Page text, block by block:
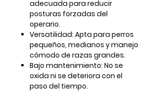
adecuada para reducir
posturas forzadas del
operario.
Versatilidad: Apta para perros
pequeños, medianos y manejo
cómodo de razas grandes.
Bajo mantenimiento: No se
oxida ni se deteriora con el
paso del tiempo.